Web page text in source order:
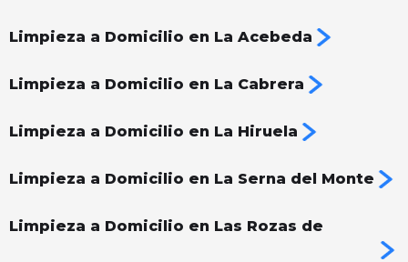
Limpieza a Domicilio en La Acebeda
Limpieza a Domicilio en La Cabrera
Limpieza a Domicilio en La Hiruela
Limpieza a Domicilio en La Serna del Monte
Limpieza a Domicilio en Las Rozas de